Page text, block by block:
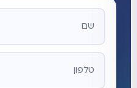
אתר